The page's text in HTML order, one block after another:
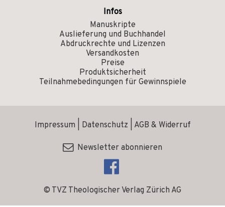
Infos
Manuskripte
Auslieferung und Buchhandel
Abdruckrechte und Lizenzen
Versandkosten
Preise
Produktsicherheit
Teilnahmebedingungen für Gewinnspiele
© TVZ Theologischer Verlag Zürich AG
Impressum Datenschutz AGB & Widerruf
Newsletter abonnieren